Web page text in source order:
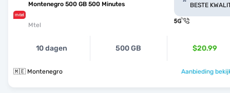
Montenegro 500 GB 500 Minutes
Mtel
BESTE
10 dagen 500 GB $20.99
🇲🇪 Montenegro Aanbieding